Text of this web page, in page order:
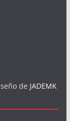
de JADEMK